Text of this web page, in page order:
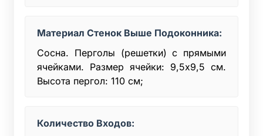
Материал Стенок Выше Подоконника:
Сосна. Перголы (решетки) с прямыми
ячейками. Размер ячейки: 9,5х9,5 см.
Высота пергол: 110 см;
Количество Входов: